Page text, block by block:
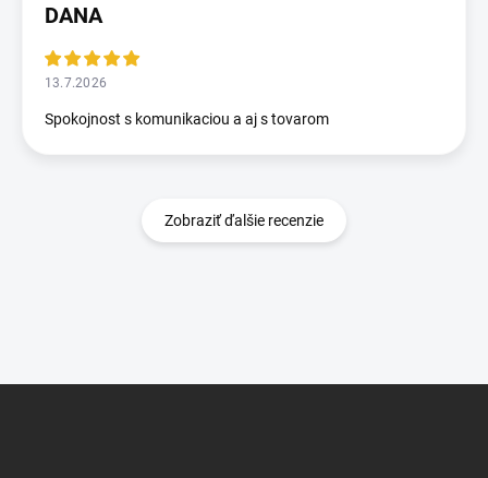
DANA
13.7.2026
Spokojnost s komunikaciou a aj s tovarom
Zobraziť ďalšie recenzie